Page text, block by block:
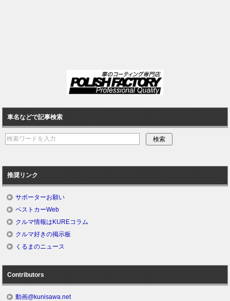
車名などで記事検索
推奨リンク
サポーターお願い
ベストカーWeb
クルマ情報はKUREコラム
クルマ好きの掲示板
くるまのニュース
Contributors
動画@kunisawa.net